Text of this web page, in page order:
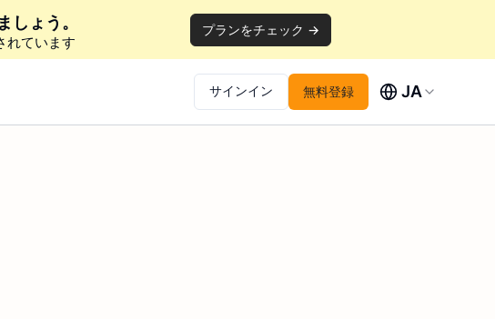
しょう。
れています
プランをチェック →
サインイン 無料登録 JA